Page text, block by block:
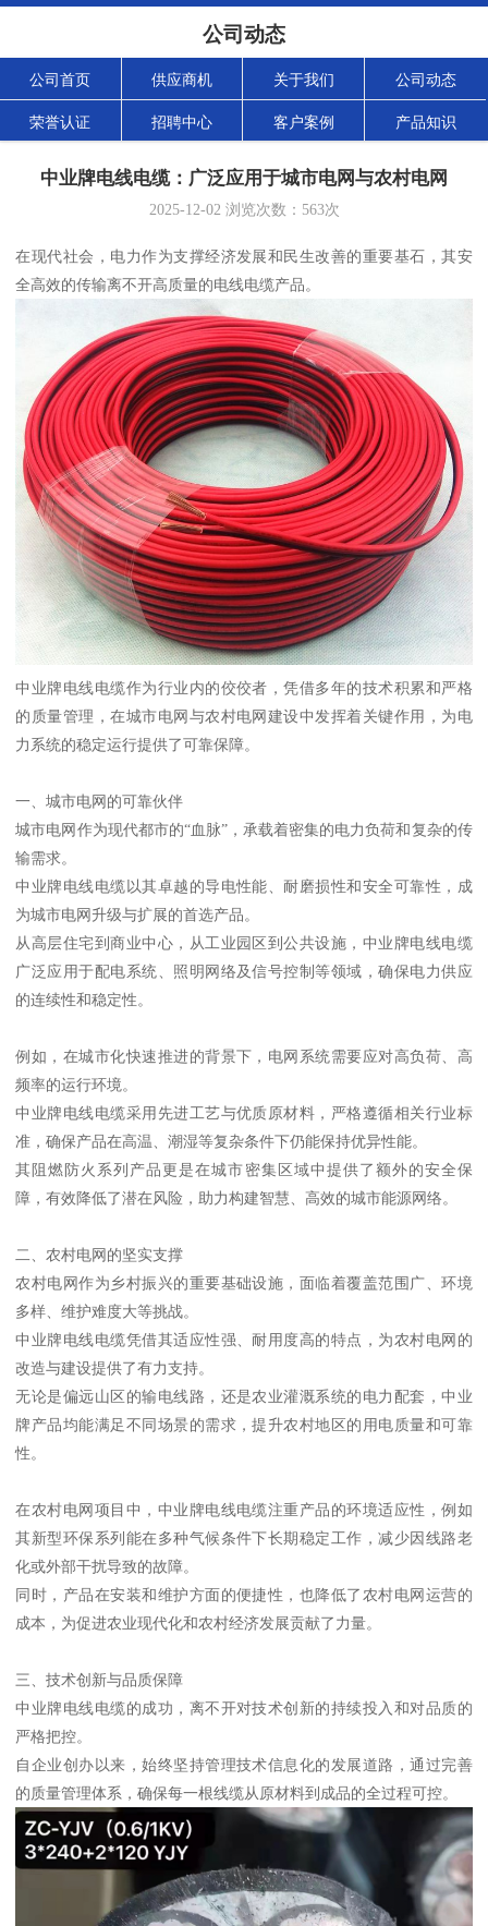
公司动态
公司首页 供应商机 关于我们 公司动态
荣誉认证 招聘中心 客户案例 产品知识
中业牌电线电缆：广泛应用于城市电网与农村电网
2025-12-02浏览次数： 563次
在现代社会，电力作为支撑经济发展和民生改善的重要基石，其安
全高效的传输离不开高质量的电线电缆产品。
中业牌电线电缆作为行业内的佼佼者，凭借多年的技术积累和严格
的质量管理，在城市电网与农村电网建设中发挥着关键作用，为电
力系统的稳定运行提供了可靠保障。
一、城市电网的可靠伙伴
城市电网作为现代都市的“血脉”，承载着密集的电力负荷和复杂的传
输需求。
中业牌电线电缆以其卓越的导电性能、耐磨损性和安全可靠性，成
为城市电网升级与扩展的首选产品。
从高层住宅到商业中心，从工业园区到公共设施，中业牌电线电缆
广泛应用于配电系统、照明网络及信号控制等领域，确保电力供应
的连续性和稳定性。
例如，在城市化快速推进的背景下，电网系统需要应对高负荷、高
频率的运行环境。
中业牌电线电缆采用先进工艺与优质原材料，严格遵循相关行业标
准，确保产品在高温、潮湿等复杂条件下仍能保持优异性能。
其阻燃防火系列产品更是在城市密集区域中提供了额外的安全保
障，有效降低了潜在风险，助力构建智慧、高效的城市能源网络。
二、农村电网的坚实支撑
农村电网作为乡村振兴的重要基础设施，面临着覆盖范围广、环境
多样、维护难度大等挑战。
中业牌电线电缆凭借其适应性强、耐用度高的特点，为农村电网的
改造与建设提供了有力支持。
无论是偏远山区的输电线路，还是农业灌溉系统的电力配套，中业
牌产品均能满足不同场景的需求，提升农村地区的用电质量和可靠
性。
在农村电网项目中，中业牌电线电缆注重产品的环境适应性，例如
其新型环保系列能在多种气候条件下长期稳定工作，减少因线路老
化或外部干扰导致的故障。
同时，产品在安装和维护方面的便捷性，也降低了农村电网运营的
成本，为促进农业现代化和农村经济发展贡献了力量。
三、技术创新与品质保障
中业牌电线电缆的成功，离不开对技术创新的持续投入和对品质的
严格把控。
自企业创办以来，始终坚持管理技术信息化的发展道路，通过完善
的质量管理体系，确保每一根线缆从原材料到成品的全过程可控。